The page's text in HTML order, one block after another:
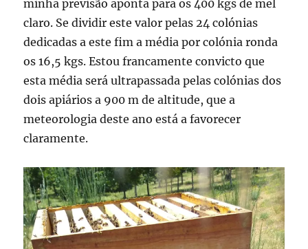
minha previsão aponta para os 400 kgs de mel
claro. Se dividir este valor pelas 24 colónias
dedicadas a este fim a média por colónia ronda
os 16,5 kgs. Estou francamente convicto que
esta média será ultrapassada pelas colónias dos
dois apiários a 900 m de altitude, que a
meteorologia deste ano está a favorecer
claramente.